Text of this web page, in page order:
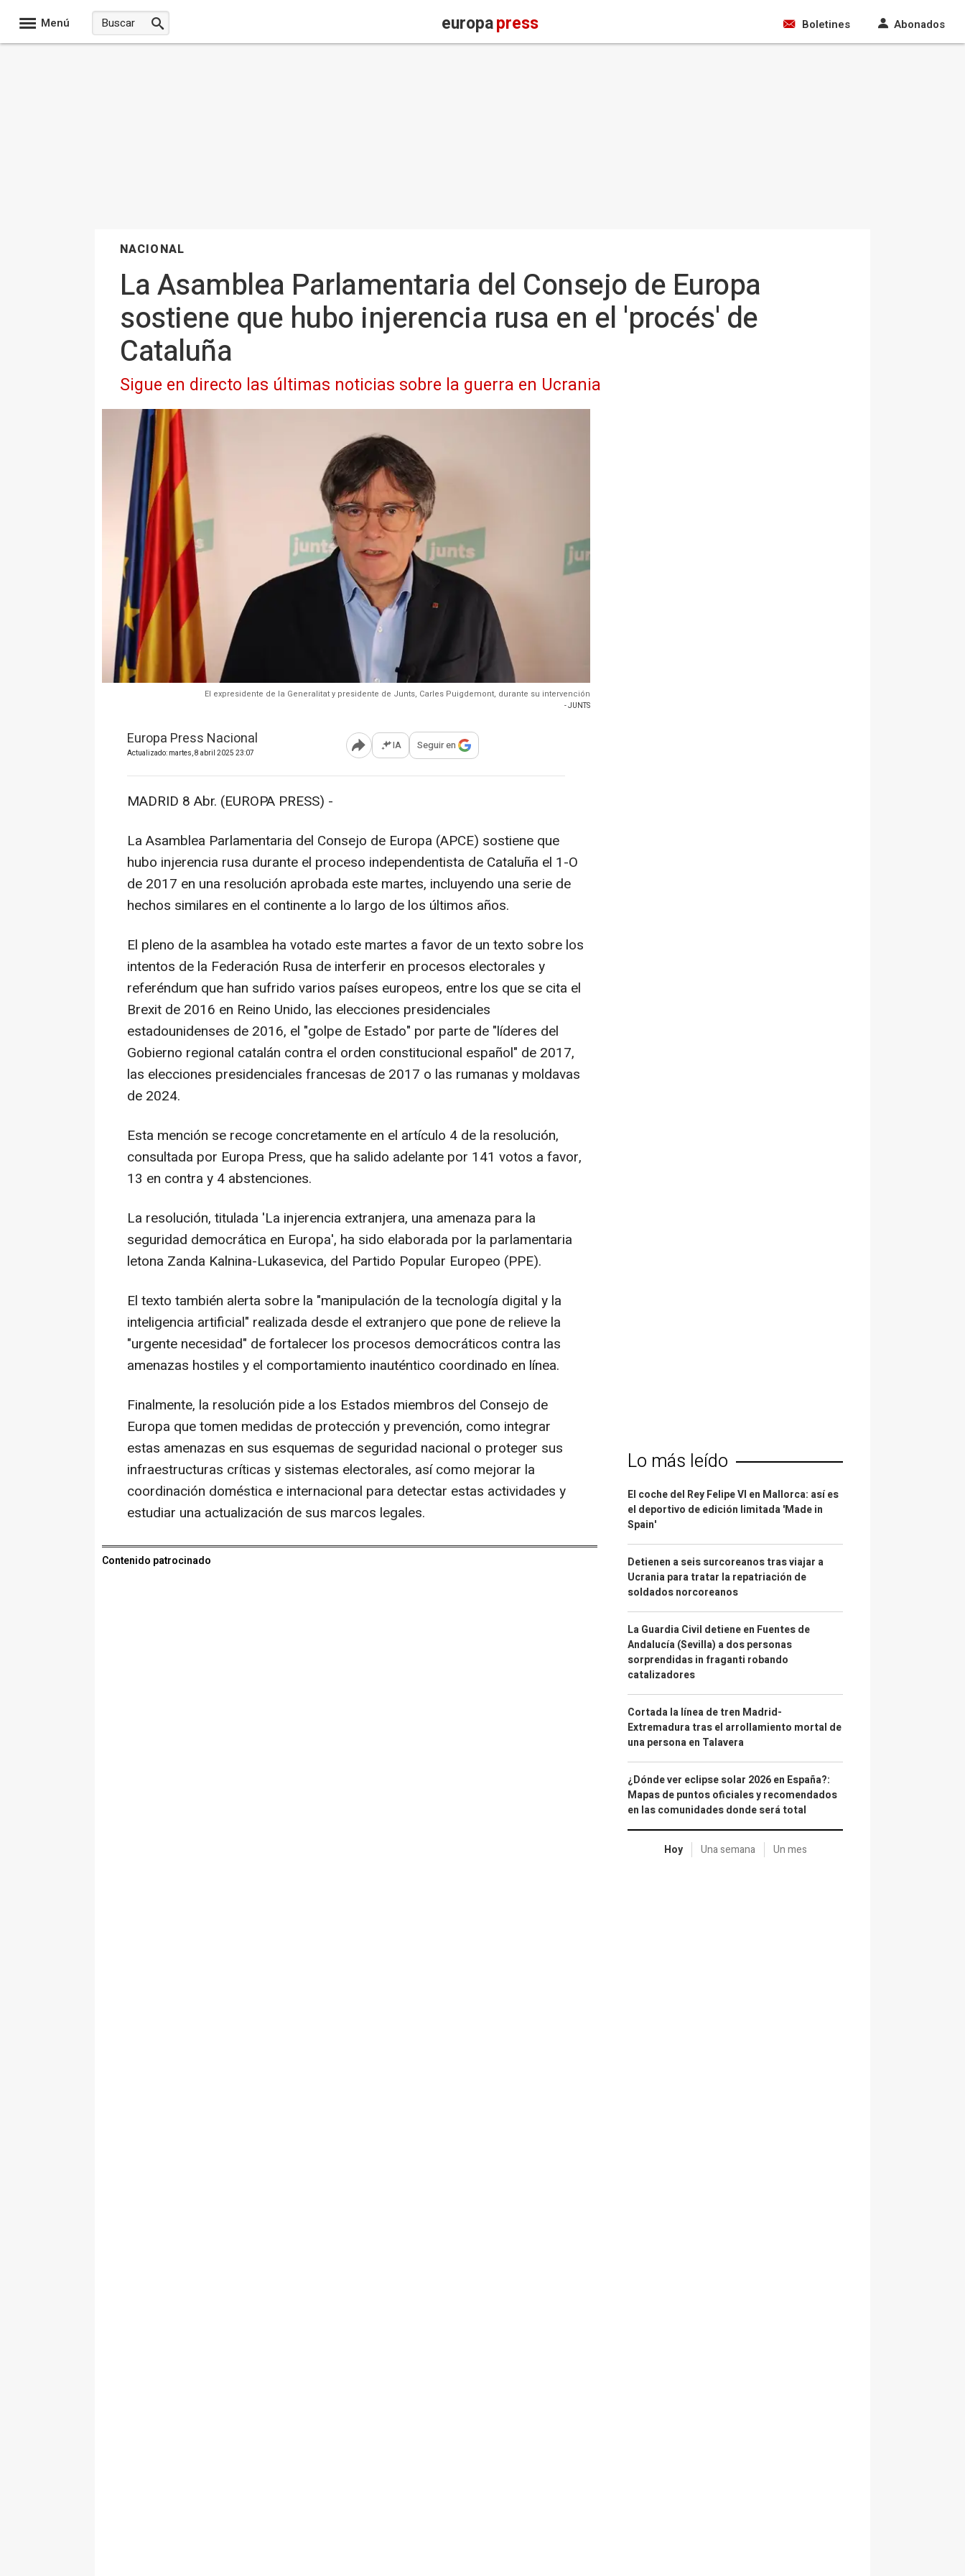
Menú europapress Boletines Abonados
NACIONAL
La Asamblea Parlamentaria del Consejo de Europa
sostiene que hubo injerencia rusa en el 'procés' de
Cataluña
Sigue en directo las últimas noticias sobre la guerra en Ucrania
El expresidente de la Generalitat y presidente de Junts, Carles Puigdemont, durante su intervención
- JUNTS
Europa Press Nacional
Actualizado: martes, 8 abril 2025 23:07 Abrir opciones para compartir
IA Seguir en
MADRID 8 Abr. (EUROPA PRESS) -
La Asamblea Parlamentaria del Consejo de Europa (APCE) sostiene que
hubo injerencia rusa durante el proceso independentista de Cataluña el 1-O
de 2017 en una resolución aprobada este martes, incluyendo una serie de
hechos similares en el continente a lo largo de los últimos años.
El pleno de la asamblea ha votado este martes a favor de un texto sobre los
intentos de la Federación Rusa de interferir en procesos electorales y
referéndum que han sufrido varios países europeos, entre los que se cita el
Brexit de 2016 en Reino Unido, las elecciones presidenciales
estadounidenses de 2016, el "golpe de Estado" por parte de "líderes del
Gobierno regional catalán contra el orden constitucional español" de 2017,
las elecciones presidenciales francesas de 2017 o las rumanas y moldavas
de 2024.
Esta mención se recoge concretamente en el artículo 4 de la resolución,
consultada por Europa Press, que ha salido adelante por 141 votos a favor,
13 en contra y 4 abstenciones.
La resolución, titulada 'La injerencia extranjera, una amenaza para la
seguridad democrática en Europa', ha sido elaborada por la parlamentaria
letona Zanda Kalnina-Lukasevica, del Partido Popular Europeo (PPE).
El texto también alerta sobre la "manipulación de la tecnología digital y la
inteligencia artificial" realizada desde el extranjero que pone de relieve la
"urgente necesidad" de fortalecer los procesos democráticos contra las
amenazas hostiles y el comportamiento inauténtico coordinado en línea.
Finalmente, la resolución pide a los Estados miembros del Consejo de
Europa que tomen medidas de protección y prevención, como integrar
estas amenazas en sus esquemas de seguridad nacional o proteger sus
infraestructuras críticas y sistemas electorales, así como mejorar la
coordinación doméstica e internacional para detectar estas actividades y
estudiar una actualización de sus marcos legales.
Contenido patrocinado
Lo más leído
El coche del Rey Felipe VI en Mallorca: así es
el deportivo de edición limitada 'Made in
Spain'
Detienen a seis surcoreanos tras viajar a
Ucrania para tratar la repatriación de
soldados norcoreanos
La Guardia Civil detiene en Fuentes de
Andalucía (Sevilla) a dos personas
sorprendidas in fraganti robando
catalizadores
Cortada la línea de tren Madrid-
Extremadura tras el arrollamiento mortal de
una persona en Talavera
¿Dónde ver eclipse solar 2026 en España?:
Mapas de puntos oficiales y recomendados
en las comunidades donde será total
Hoy Una semana Un mes